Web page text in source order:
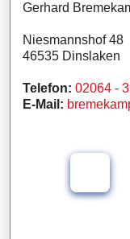
Gerhard
Niesmannshof 48
46535 Dinslaken
Telefon: 02064 -
E-Mail: